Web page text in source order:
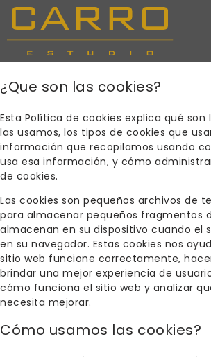
Saltar
contenido
¿Que son las cookies?
Esta Política de cookies explica qué son
las usamos, los tipos de cookies que
información que recopilamos usando
usa esa información, y cómo
de cookies.
Las cookies son pequeños archivos de
para almacenar pequeños fragmentos
almacenan en su dispositivo cuando el
en su navegador. Estas cookies nos
sitio web funcione correctamente,
brindar una mejor experiencia de
cómo funciona el sitio web y analizar
necesita mejorar.
Cómo usamos las cookies?